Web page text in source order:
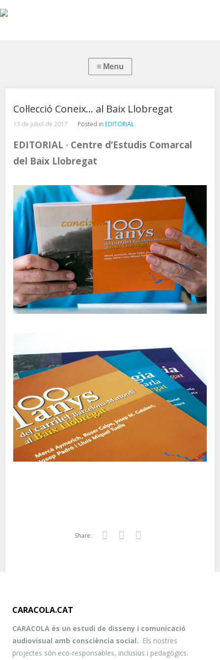
Col·lecció Coneix… al Baix Llobregat
13 de juliol de 2017 Posted inEDITORIAL
EDITORIAL · Centre d’Estudis Comarcal
del Baix Llobregat
Share:
CARACOLA.CAT
CARACOLA és un estudi de disseny i comunicació
audiovisual amb consciència social. Els nostres
projectes són eco-responsables, inclusius i pedagògics.